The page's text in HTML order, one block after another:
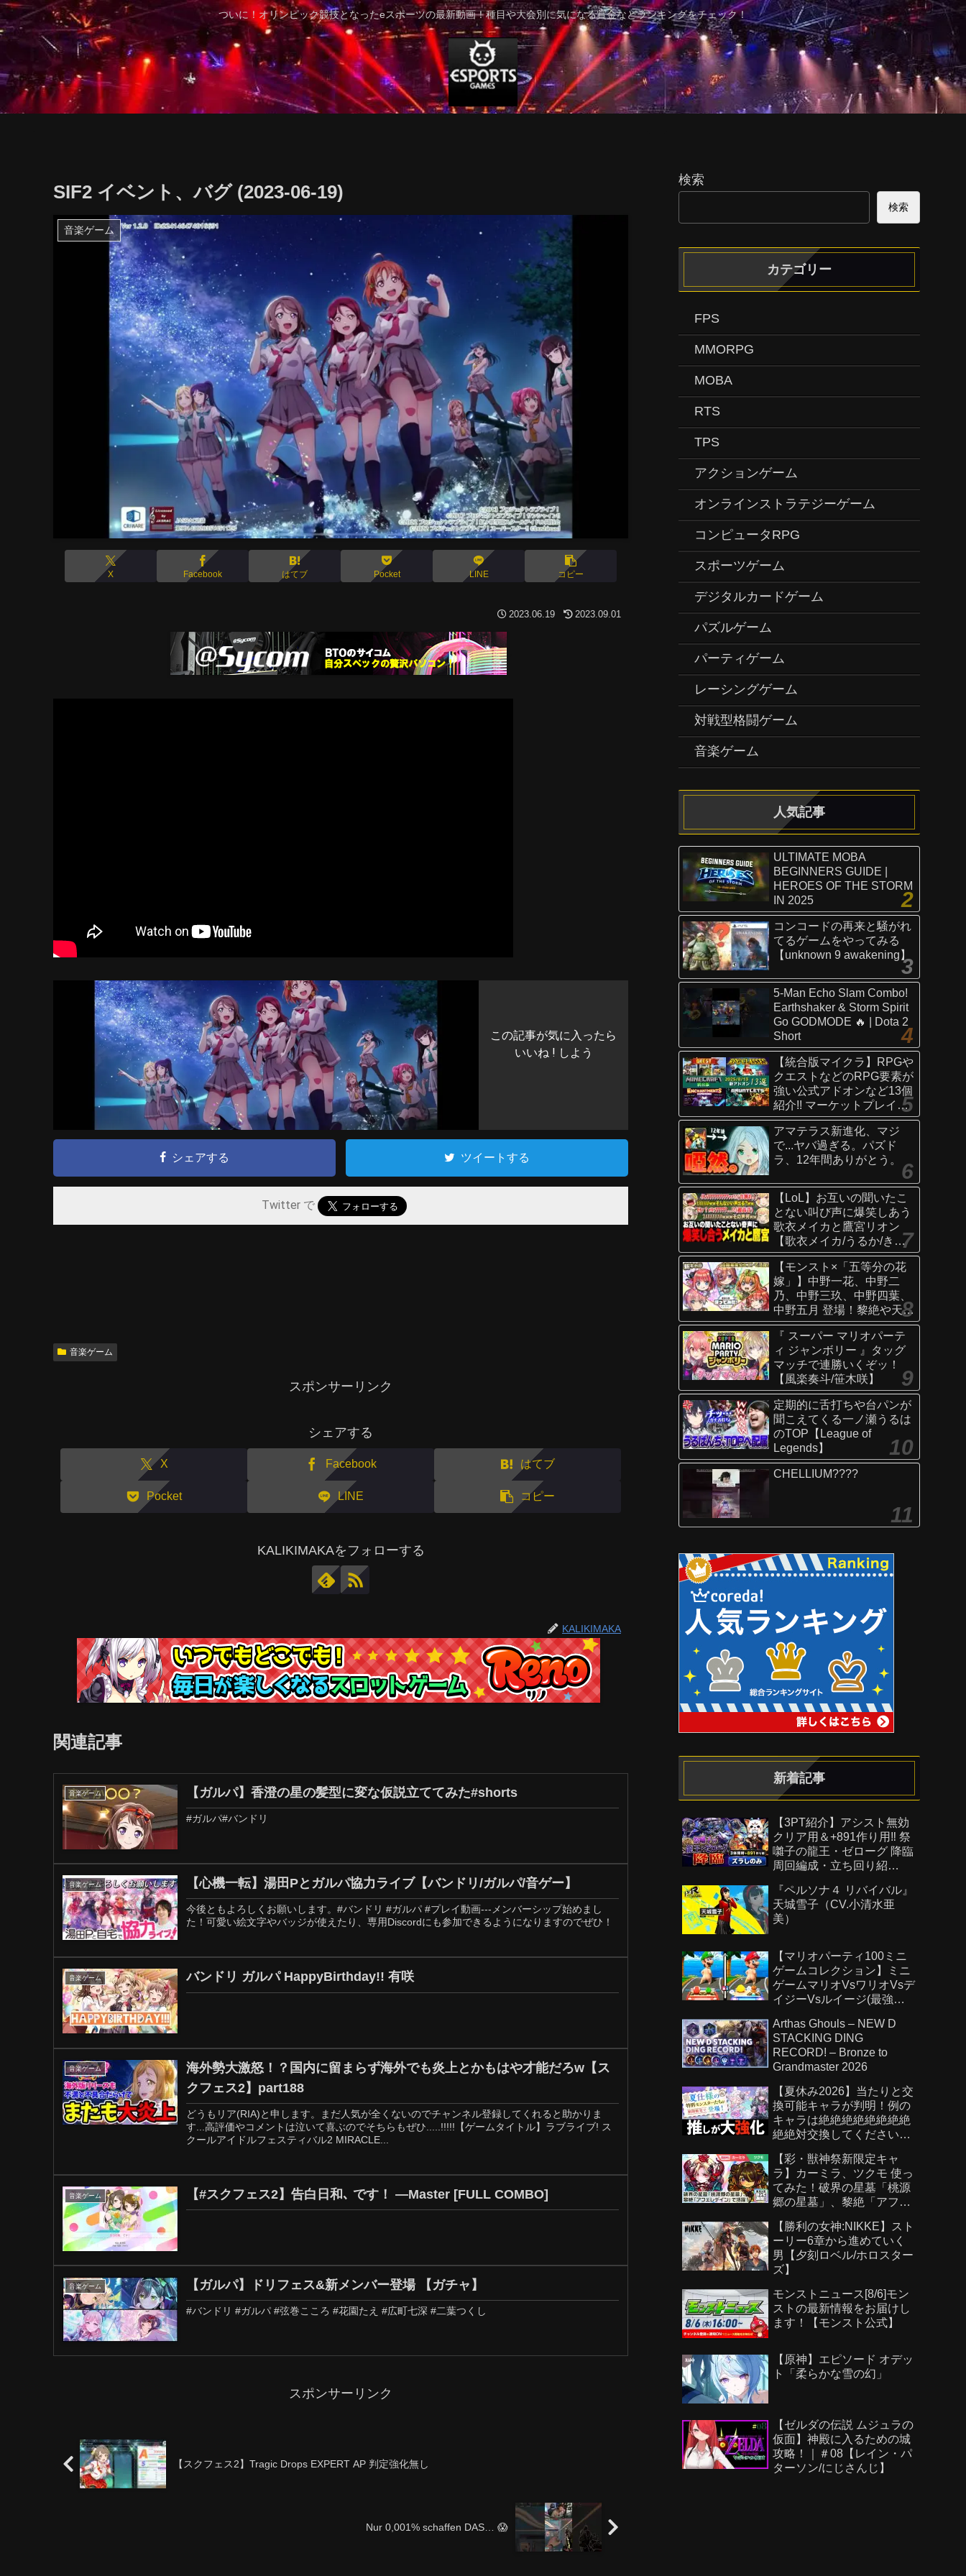
ついに！オリンピック競技となったeスポーツの最新動画！種目や大会別に気になる賞金などランキングをチェック！
SIF2 イベント、バグ (2023-06-19)
音楽ゲーム
X Facebook はてブ Pocket LINE コピー
2023.06.19 2023.09.01
この記事が気に入ったら
いいね ! しよう
シェアする ツイートする
Twitter で
音楽ゲーム
スポンサーリンク
シェアする
X Facebook はてブ
Pocket LINE コピー
KALIKIMAKAをフォローする
KALIKIMAKA
関連記事
音楽ゲーム 【ガルパ】香澄の星の髪型に変な仮説立ててみた#shorts
#ガルパ#バンドリ
音楽ゲーム 【心機一転】湯田Pとガルパ協力ライブ【バンドリ/ガルパ/音ゲー】
今後ともよろしくお願いします。#バンドリ #ガルパ #プレイ動画---メンバーシップ始めまし
た！可愛い絵文字やバッジが使えたり、専用Discordにも参加できるようになりますのでぜひ！
音楽ゲーム バンドリ ガルパ HappyBirthday!! 有咲
音楽ゲーム
海外勢大激怒！？国内に留まらず海外でも炎上とかもはや才能だろw【ス
クフェス2】part188
どうもリア(RIA)と申します。まだ人気が全くないのでチャンネル登録してくれると助かりま
す...高評価やコメントは泣いて喜ぶのでそちらもぜひ.....!!!!!【ゲームタイトル】ラブライブ! ス
クールアイドルフェスティバル2 MIRACLE...
音楽ゲーム 【#スクフェス2】告白日和､ です！ —Master [FULL COMBO]
音楽ゲーム 【ガルパ】ドリフェス&新メンバー登場 【ガチャ】
#バンドリ #ガルパ #弦巻こころ #花園たえ #広町七深 #二葉つくし
スポンサーリンク
【スクフェス2】Tragic Drops EXPERT AP 判定強化無し
Nur 0,001% schaffen DAS… 😱
検索
検索
カテゴリー
FPS
MMORPG
MOBA
RTS
TPS
アクションゲーム
オンラインストラテジーゲーム
コンピュータRPG
スポーツゲーム
デジタルカードゲーム
パズルゲーム
パーティゲーム
レーシングゲーム
対戦型格闘ゲーム
音楽ゲーム
人気記事
ULTIMATE MOBA
BEGINNERS GUIDE |
HEROES OF THE STORM
IN 2025
コンコードの再来と騒がれ
てるゲームをやってみる
【unknown 9 awakening】
5-Man Echo Slam Combo!
Earthshaker & Storm Spirit
Go GODMODE 🔥 | Dota 2
Short
【統合版マイクラ】RPGや
クエストなどのRPG要素が
強い公式アドオンなど13個
紹介!! マーケットプレイス
情報
【Switch/Win10/PE/PS/Xb
ox】
アマテラス新進化、マジ
で...ヤバ過ぎる。パズド
ラ、12年間ありがとう。
【LoL】お互いの聞いたこ
とない叫び声に爆笑しあう
歌衣メイカと鷹宮リオン
【歌衣メイカ/うるか/きな
こ/ありさか/鷹宮リオン】
【モンスト×「五等分の花
嫁」】中野一花、中野二
乃、中野三玖、中野四葉、
中野五月 登場！黎絶や天魔
の孤城〜空中庭園〜などで
活躍！オリジナルSSにも注
目！【新キャラ使ってみた
｜モンスト公式】
『 スーパー マリオパーテ
ィ ジャンボリー 』タッグ
マッチで連勝いくぞッ！
【風楽奏斗/笹木咲】
定期的に舌打ちや台パンが
聞こえてくる一ノ瀬うるは
のTOP【League of
Legends】
CHELLIUM????
新着記事
【3PT紹介】アシスト無効
クリア用＆+891作り用‼️ 祭
囃子の龍王・ゼローグ 降臨
周回編成・立ち回り紹
ドラゴンズ】
『ペルソナ４ リバイバル』
天城雪子（CV.小清水亜
美）
【マリオパーティ100ミニ
ゲームコレクション】ミニ
ゲームマリオVsワリオVsデ
イジーVsルイージ(最強
Arthas Ghouls – NEW D
STACKING DING
RECORD! – Bronze to
Grandmaster 2026
【夏休み2026】当たりと交
換可能キャラが判明！例の
キャラは絶絶絶絶絶絶絶絶
絶絶対交換してください！
【彩・獣神祭新限定キャ
ラ】カーミラ、ツクモ 使っ
てみた！破界の星墓「桃源
郷の星墓」、黎絶「アフェ
ショットスキル、アシスト
スキルに注目！【新キャラ
使ってみた｜モンスト公
式】
【勝利の女神:NIKKE】スト
ーリー6章から進めていく
男【夕刻ロベル/ホロスター
ズ】
モンストニュース[8/6]モン
ストの最新情報をお届けし
ます！【モンスト公式】
【原神】エピソード オデッ
ト「柔らかな雪の幻」
【ゼルダの伝説 ムジュラの
仮面】神殿に入るための城
攻略！｜＃08【レイン・パ
ターソン/にじさんじ】